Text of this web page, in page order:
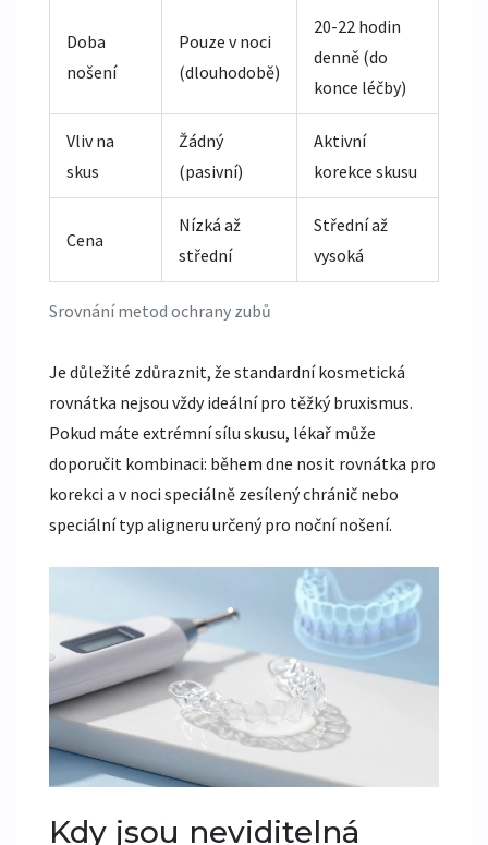
Srovnání metod ochrany zubů
Doba
nošení
Pouze v noci
(dlouhodobě)
20-22 hodin
denně (do
konce léčby)
Vliv na
skus
Žádný
(pasivní)
Aktivní
korekce skusu
Cena
Nízká až
střední
Střední až
vysoká
Je důležité zdůraznit, že standardní kosmetická
rovnátka nejsou vždy ideální pro těžký bruxismus.
Pokud máte extrémní sílu skusu, lékař může
doporučit kombinaci: během dne nosit rovnátka pro
korekci a v noci speciálně zesílený chránič nebo
speciální typ aligneru určený pro noční nošení.
Kdy jsou neviditelná